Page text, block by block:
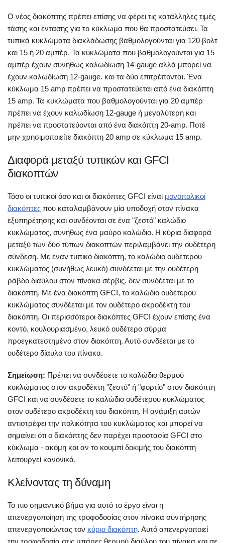
Ο νέος διακόπτης πρέπει επίσης να φέρει τις κατάλληλες τιμές
τάσης και έντασης για το κύκλωμα που θα προστατεύσει. Τα
τυπικά κυκλώματα διακλάδωσης βαθμολογούνται για 120 βολτ
και 15 ή 20 αμπέρ. Τα κυκλώματα που βαθμολογούνται για 15
αμπέρ έχουν συνήθως καλωδίωση 14-gauge αλλά μπορεί να
έχουν καλωδίωση 12-gauge. και τα δύο επιτρέπονται. Ένα
κύκλωμα 15 amp πρέπει να προστατεύεται από ένα διακόπτη
15 amp. Τα κυκλώματα που βαθμολογούνται για 20 αμπέρ
πρέπει να έχουν καλωδίωση 12-gauge ή μεγαλύτερη και
πρέπει να προστατεύονται από ένα διακόπτη 20-amp. Ποτέ
μην χρησιμοποιείτε διακόπτη 20 amp σε κύκλωμα 15 amp.
Διαφορά μεταξύ τυπικών και GFCI
διακοπτών
Τόσο οι τυπικοί όσο και οι διακόπτες GFCI είναι μονοπολικοί
διακόπτες που καταλαμβάνουν μία υποδοχή στον πίνακα
εξυπηρέτησης και συνδέονται σε ένα "ζεστό" καλώδιο
κυκλώματος, συνήθως ένα μαύρο καλώδιο. Η κύρια διαφορά
μεταξύ των δύο τύπων διακοπτών περιλαμβάνει την ουδέτερη
σύνδεση. Με έναν τυπικό διακόπτη, το καλώδιο ουδέτερου
κυκλώματος (συνήθως λευκό) συνδέεται με την ουδέτερη
ράβδο διαύλου στον πίνακα σέρβις. δεν συνδέεται με το
διακόπτη. Με ένα διακόπτη GFCI, το καλώδιο ουδέτερου
κυκλώματος συνδέεται με τον ουδέτερο ακροδέκτη του
διακόπτη. Οι περισσότεροι διακόπτες GFCI έχουν επίσης ένα
κοντό, κουλουριασμένο, λευκό ουδέτερο σύρμα
προεγκατεστημένο στον διακόπτη. Αυτό συνδέεται με το
ουδέτερο δίαυλο του πίνακα.
Σημείωση: Πρέπει να συνδέσετε το καλώδιο θερμού
κυκλώματος στον ακροδέκτη "ζεστό" ή "φορτίο" στον διακόπτη
GFCI και να συνδέσετε το καλώδιο ουδέτερου κυκλώματος
στον ουδέτερο ακροδέκτη του διακόπτη. Η ανάμιξη αυτών
αντιστρέφει την πολικότητα του κυκλώματος και μπορεί να
σημαίνει ότι ο διακόπτης δεν παρέχει προστασία GFCI στο
κύκλωμα - ακόμη και αν το κουμπί δοκιμής του διακόπτη
λειτουργεί κανονικά.
Κλείνοντας τη δύναμη
Το πιο σημαντικό βήμα για αυτό το έργο είναι η
απενεργοποίηση της τροφοδοσίας στον πίνακα συντήρησης
απενεργοποιώντας τον κύριο διακόπτη. Αυτό απενεργοποιεί